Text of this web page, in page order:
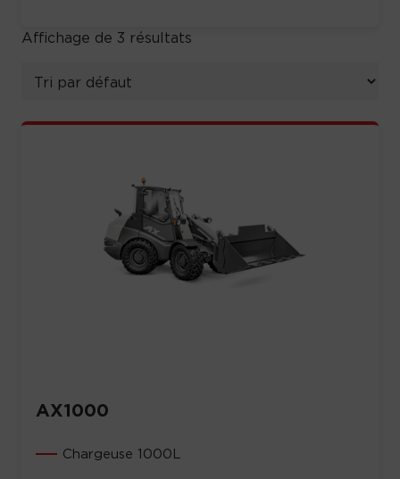
Affichage de 3 résultats
AX1000
Chargeuse 1000L